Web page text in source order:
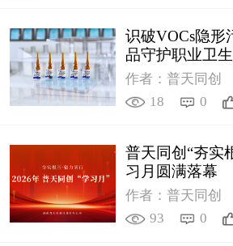
识破VOCs隐形
品守护职业卫
作者：普天同创
18
0
普天同创“夯实
习月圆满落幕
作者：普天同创
93
0